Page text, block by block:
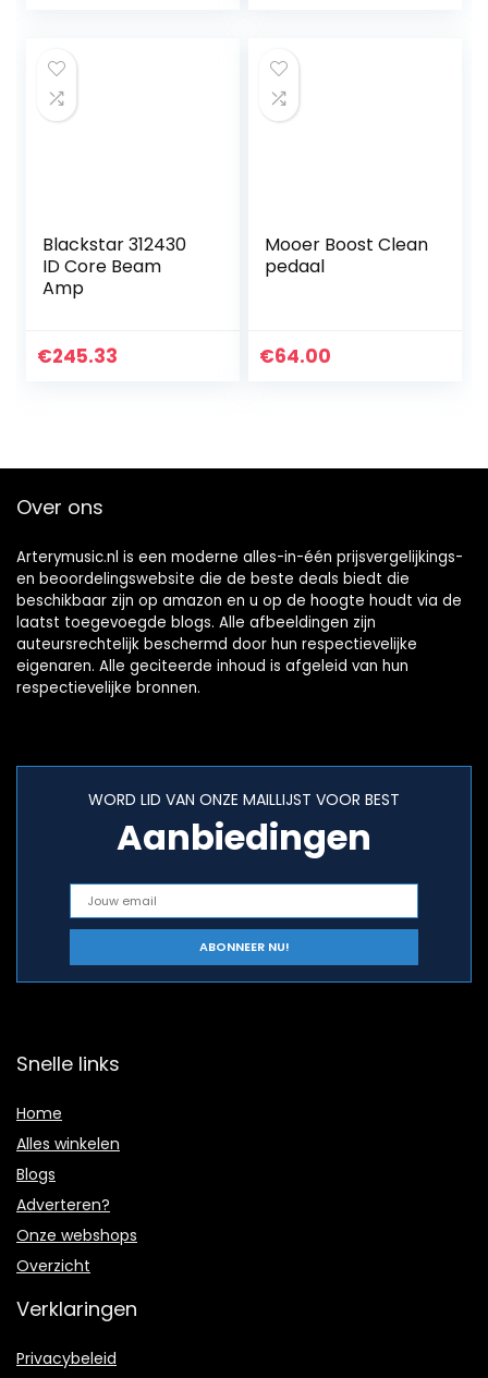
Blackstar 312430
ID Core Beam
Amp
€245.33
Mooer Boost Clean
pedaal
€64.00
Over ons
Arterymusic.nl is een moderne alles-in-één prijsvergelijkings-
en beoordelingswebsite die de beste deals biedt die
beschikbaar zijn op amazon en u op de hoogte houdt via de
laatst toegevoegde blogs. Alle afbeeldingen zijn
auteursrechtelijk beschermd door hun respectievelijke
eigenaren. Alle geciteerde inhoud is afgeleid van hun
respectievelijke bronnen.
WORD LID VAN ONZE MAILLIJST VOOR BEST
Aanbiedingen
Snelle links
Home
Alles winkelen
Blogs
Adverteren?
Onze webshops
Overzicht
Verklaringen
Privacybeleid